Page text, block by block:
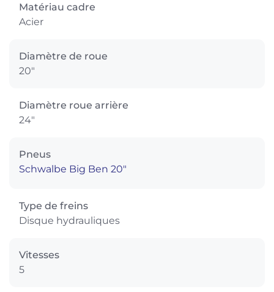
Matériau cadre
Acier
Diamètre de roue
20"
Diamètre roue arrière
24"
Pneus
Schwalbe Big Ben 20″
Type de freins
Disque hydrauliques
Vitesses
5